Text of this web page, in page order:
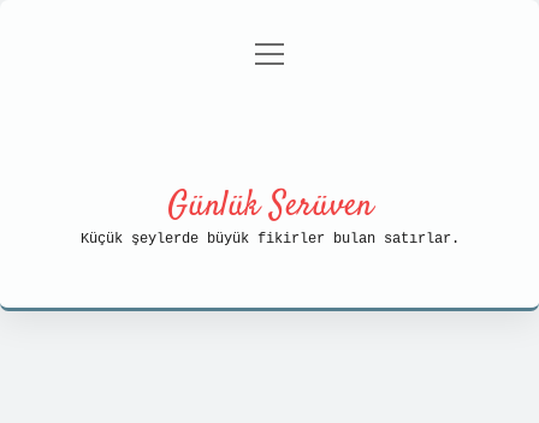
Gizlilik Politikası
menüyü
Günlük Serüven
Küçük şeylerde büyük fikirler bulan satırlar.